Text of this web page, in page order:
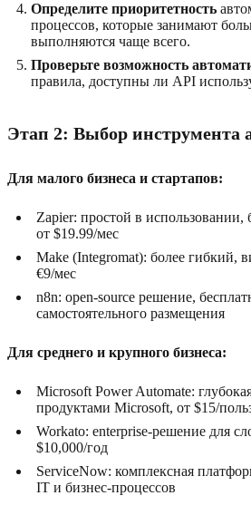
Определите приоритетность
процессов, которые занимают
выполняются чаще всего.
Проверьте возможность
правила, доступны ли API
Этап 2: Выбор инструмента
Для малого бизнеса и стартапов:
Zapier: простой в использовании,
от $19.99/мес
Make (Integromat): более гибкий,
€9/мес
n8n: open-source решение,
самостоятельного размещения
Для среднего и крупного бизнеса:
Microsoft Power Automate:
продуктами Microsoft, от $15/
Workato: enterprise-решение для
$10,000/год
ServiceNow: комплексная
IT и бизнес-процессов